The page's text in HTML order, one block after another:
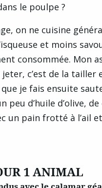
le poulpe ?
on ne cuisine
et moins
consommée. Mon
c’est de la tailler
je fais ensuite
peu d’huile d’olive,
un pain frotté à l’ail
1 ANIMAL